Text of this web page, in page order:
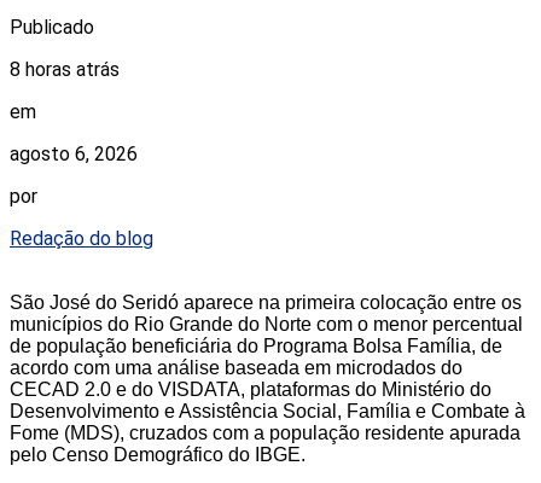
Publicado
8 horas atrás
em
agosto 6, 2026
por
Redação do blog
São José do Seridó aparece na primeira colocação entre os
municípios do Rio Grande do Norte com o menor percentual
de população beneficiária do Programa Bolsa Família, de
acordo com uma análise baseada em microdados do
CECAD 2.0 e do VISDATA, plataformas do Ministério do
Desenvolvimento e Assistência Social, Família e Combate à
Fome (MDS), cruzados com a população residente apurada
pelo Censo Demográfico do IBGE.